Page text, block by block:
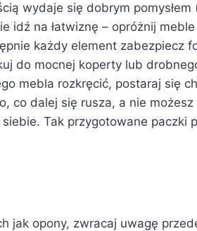
wydaje się dobrym
idź na łatwiznę – opróżnij
każdy element zabezpiecz
do mocnej koperty lub
mebla rozkręcić, postaraj się
co dalej się rusza, a nie
Tak przygotowane
jak opony, zwracaj uwagę